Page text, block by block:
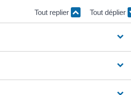
Tout replier Tout déplier